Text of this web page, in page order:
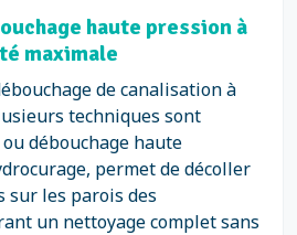
haute pression à
maximale
de canalisation à
techniques sont
débouchage haute
permet de décoller
sur les parois des
un nettoyage complet sans